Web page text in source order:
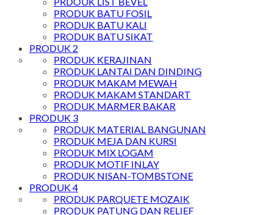
PRODUK BATU FOSIL
PRODUK BATU KALI
PRODUK BATU SIKAT
PRODUK 2
PRODUK KERAJINAN
PRODUK LANTAI DAN DINDING
PRODUK MAKAM MEWAH
PRODUK MAKAM STANDART
PRODUK MARMER BAKAR
PRODUK 3
PRODUK MATERIAL BANGUNAN
PRODUK MEJA DAN KURSI
PRODUK MIX LOGAM
PRODUK MOTIF INLAY
PRODUK NISAN-TOMBSTONE
PRODUK 4
PRODUK PARQUETE MOZAIK
PRODUK PATUNG DAN RELIEF